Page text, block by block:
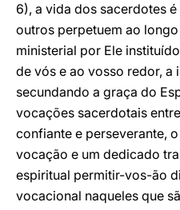
6), a vida dos sacerdotes
outros perpetuem ao
ministerial por Ele
de vós e ao vosso redor, a
secundando a graça do
vocações sacerdotais
confiante e perseverante,
vocação e um dedicado
espiritual permitir-vos-ão
vocacional naqueles que